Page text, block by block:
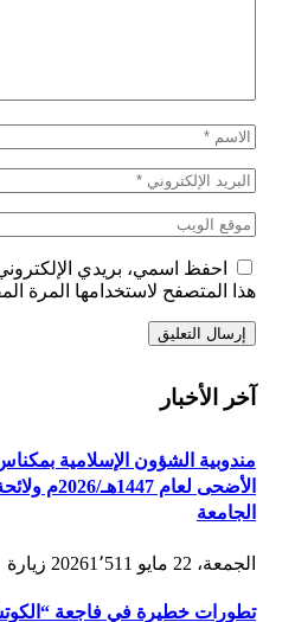
احفظ اسمي، بريدي
هذا المتصفح لاستخدامها المرة
آخر الأخبار
مندوبية الشؤون الإسلامية
الأضحى لعام
الجامعة
الجمعة، 22 مايو 2026 1٬511 زيارة
تطورات خطيرة في فاجعة